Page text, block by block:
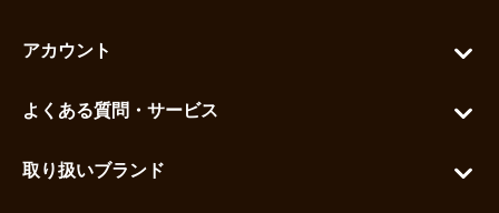
アカウント
お気に入りを見る
よくある質問・サービス
取り扱いブランド